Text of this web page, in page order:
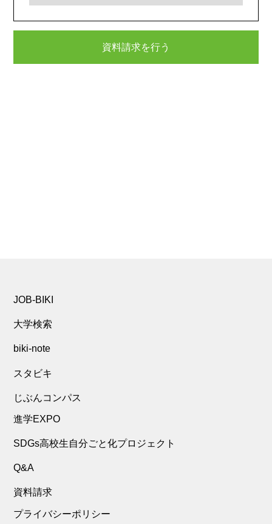
資料請求を行う
JOB-BIKI
大学検索
biki-note
スタビキ
じぶんコンパス
進学EXPO
SDGs高校生自分ごと化プロジェクト
Q&A
資料請求
プライバシーポリシー